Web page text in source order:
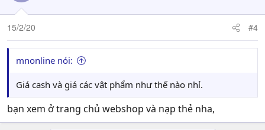
15/2/20 #4
mnonline nói:
Giá cash và giá các vật phẩm như thế nào nhỉ.
bạn xem ở trang chủ webshop và nạp thẻ nha,